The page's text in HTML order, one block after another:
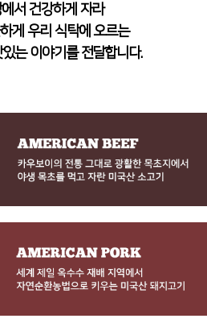
서 건강하게 자라
게 우리 식탁에 오르는
는 이야기를 전달합니다.